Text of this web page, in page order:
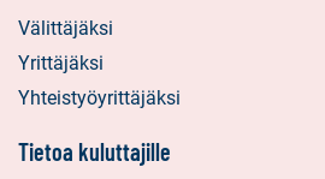
Välittäjäksi
Yrittäjäksi
Yhteistyöyrittäjäksi
Tietoa kuluttajille